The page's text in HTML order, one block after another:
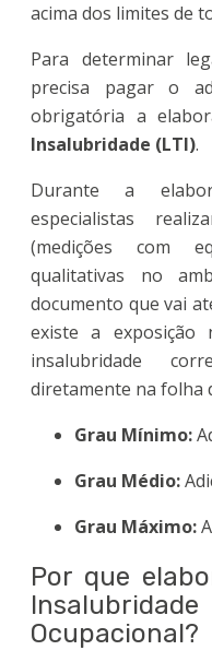
acima dos limites de
Para determinar
precisa pagar o
obrigatória a
Insalubridade (LTI).
Durante a
especialistas
(medições com
qualitativas no
documento que vai
existe a
insalubridade
diretamente na folha
Grau Mínimo:
Grau Médio:
Grau Máximo:
Por que
Ocupacional?